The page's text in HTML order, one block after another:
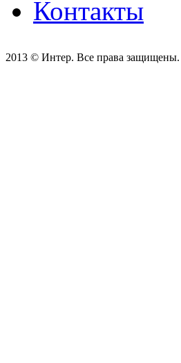
Контакты
2013 © Интер. Все права защищены.